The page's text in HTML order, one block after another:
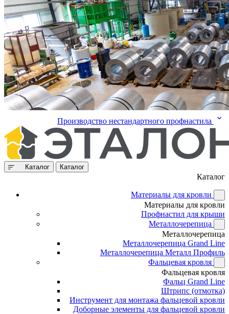
Производство нестандартного профнастила
Каталог Каталог
Каталог
Материалы для кровли
Материалы для кровли
Профнастил для крыши
Металлочерепица
Металлочерепица
Металлочерепица Grand Line
Металлочерепица Металл Профиль
Фальцевая кровля
Фальцевая кровля
Фальц Grand Line
Штрипс (отмотка)
Инструмент для монтажа фальцевой кровли
Доборные элементы для фальцевой кровли